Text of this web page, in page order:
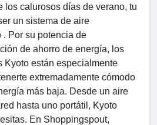
los calurosos días de verano, tu
un sistema de aire
Por su potencia de
de ahorro de energía, los
Kyoto están especialmente
extremadamente cómodo
más baja. Desde un aire
hasta uno portátil, Kyoto
En Shoppingspout,